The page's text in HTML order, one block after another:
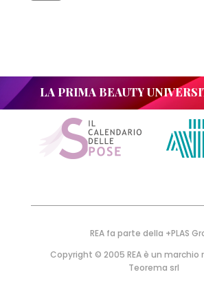
LA PRIMA BEAUTY
REA fa parte della +PLAS
Copyright © 2005 REA è un
Teorema srl